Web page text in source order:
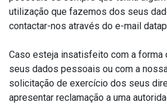
utilização que fazemos dos seus
contactar-nos através do e-mail
Caso esteja insatisfeito com a forma
seus dados pessoais ou com a
solicitação de exercício dos seus
apresentar reclamação a uma